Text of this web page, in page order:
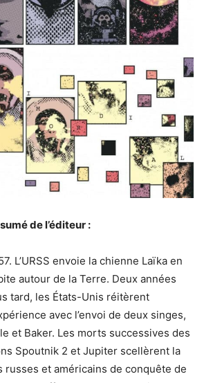
de l’éditeur :
L’URSS envoie la chienne Laïka en
autour de la Terre. Deux années
tard, les États-Unis réitèrent
avec l’envoi de deux singes,
et Baker. Les morts successives des
Spoutnik 2 et Jupiter scellèrent la
russes et américains de conquête de